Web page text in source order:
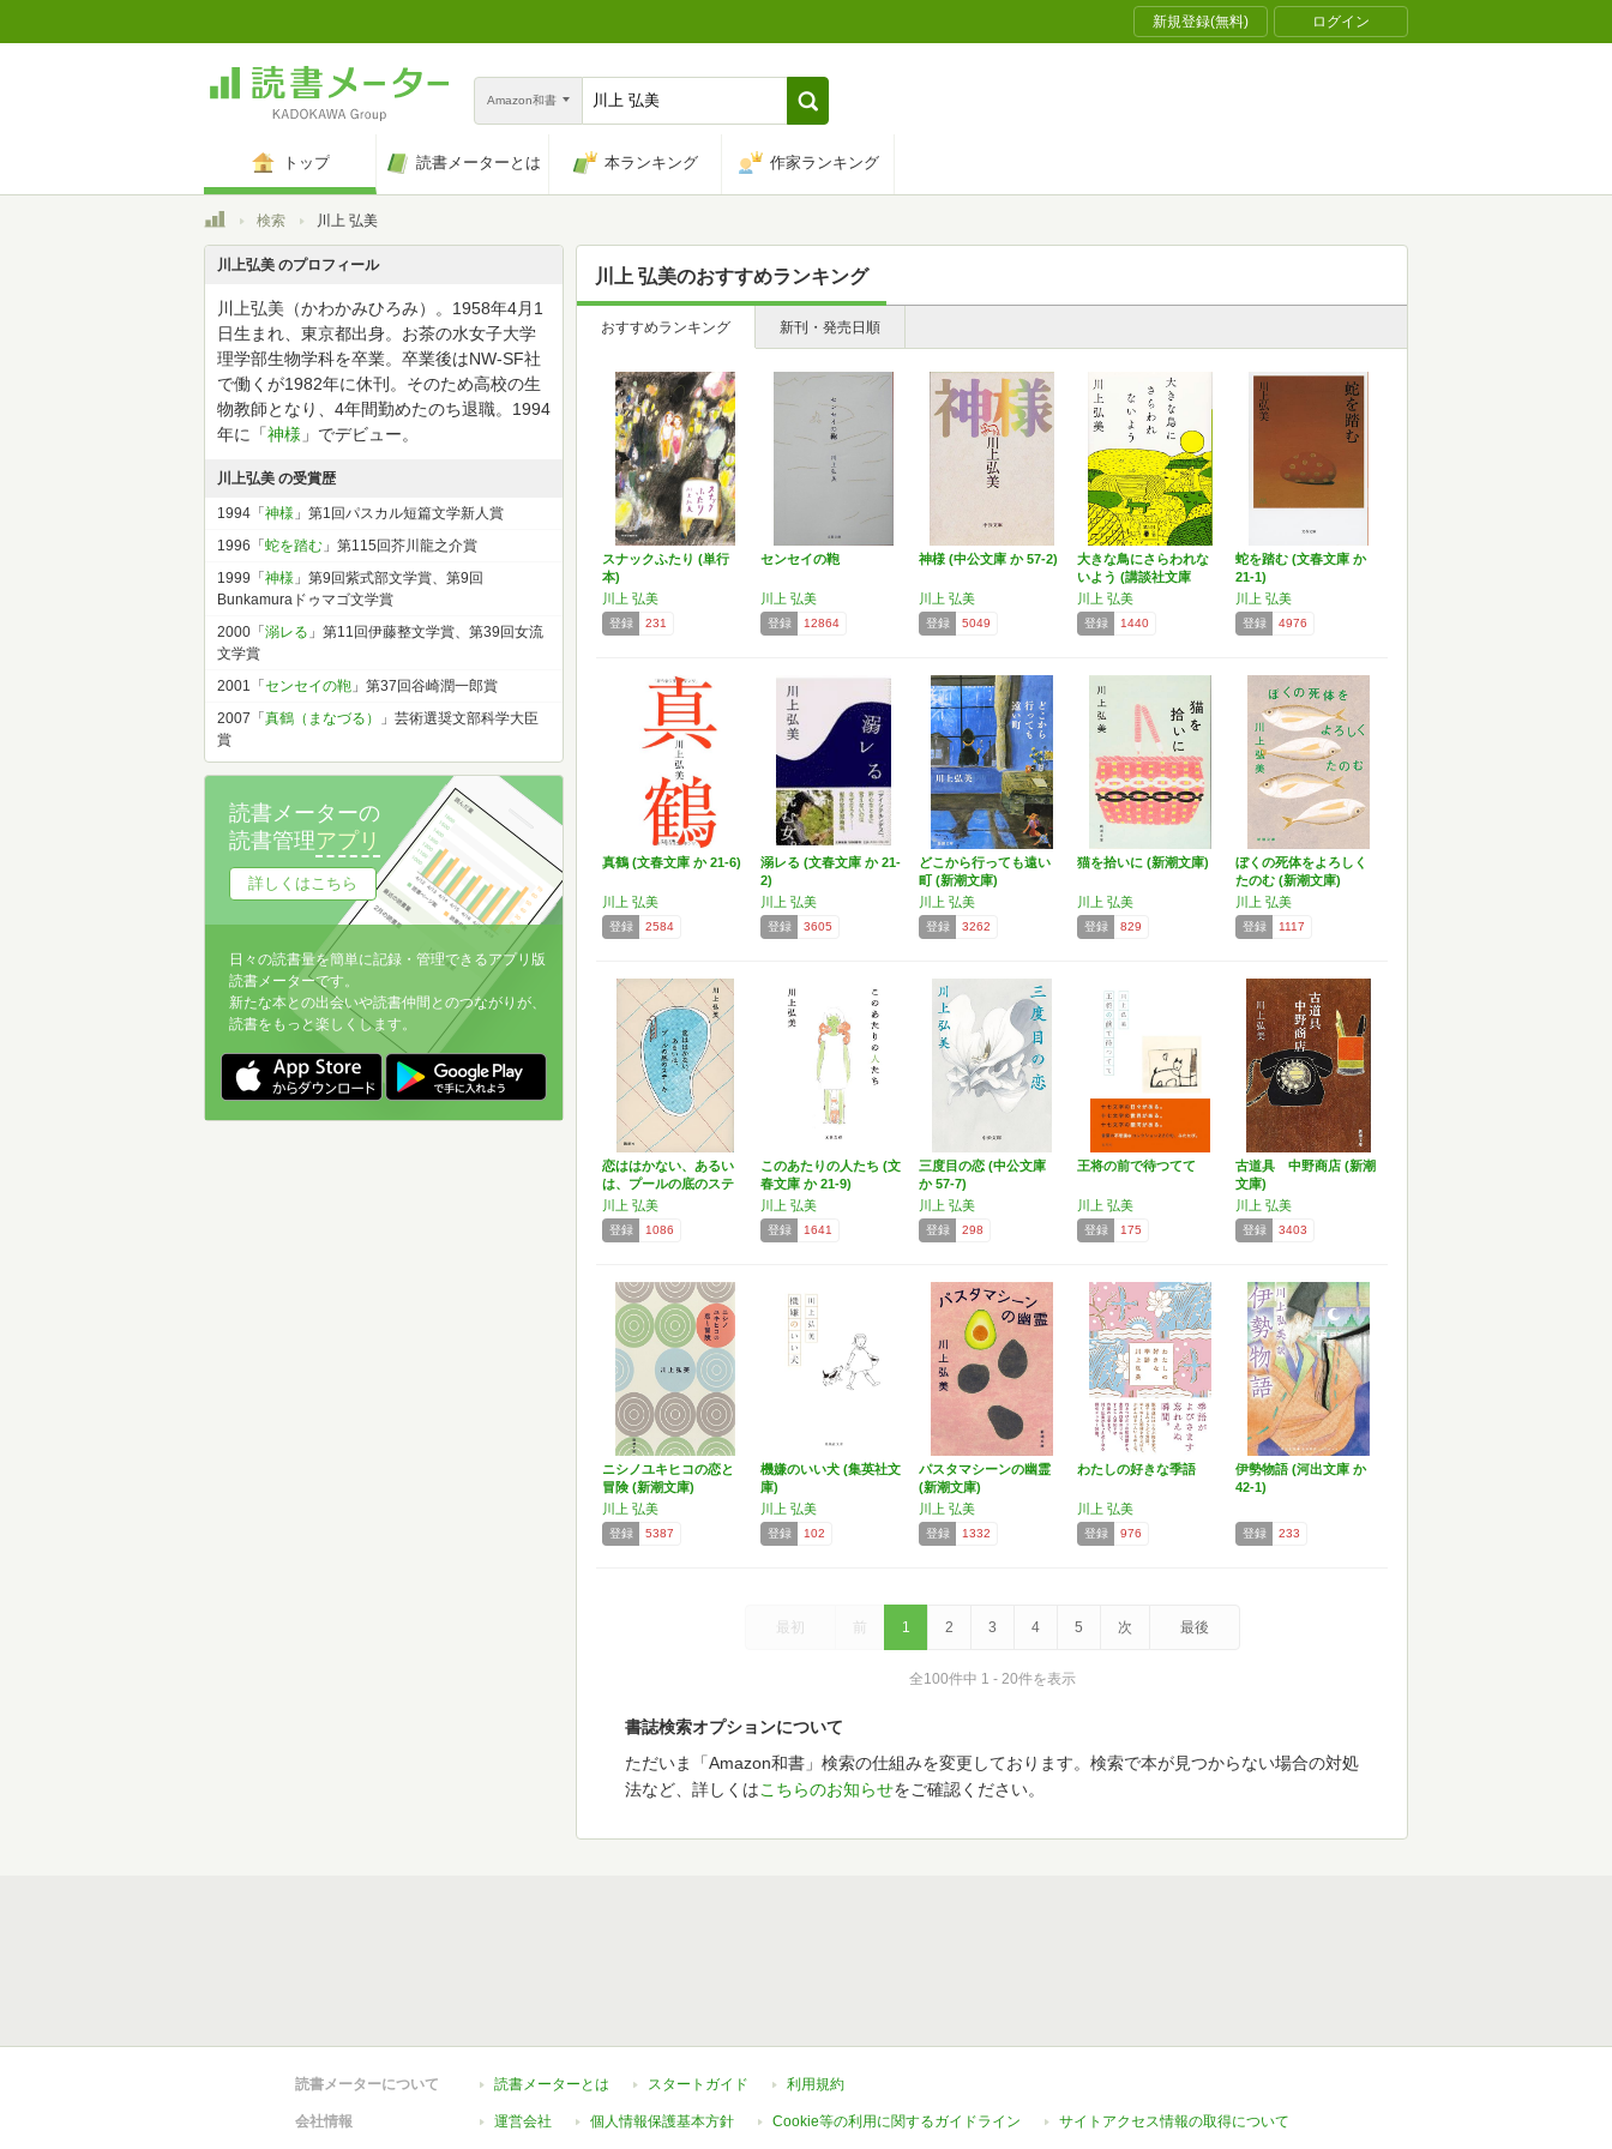
新規登録(無料) ログイン
Amazon和書
トップ 読書メーターとは 本ランキング 作家ランキング
トップ検索 川上 弘美
川上 弘美のおすすめランキング
おすすめランキング 新刊・発売日順
スナックふたり (単行
本)
川上 弘美
登録 231
センセイの鞄
川上 弘美
登録 12864
神様 (中公文庫 か 57-2)
川上 弘美
登録 5049
大きな鳥にさらわれな
いよう (講談社文庫
か…
川上 弘美
登録 1440
蛇を踏む (文春文庫 か
21-1)
川上 弘美
登録 4976
真鶴 (文春文庫 か 21-6)
川上 弘美
登録 2584
溺レる (文春文庫 か 21-
2)
川上 弘美
登録 3605
どこから行っても遠い
町 (新潮文庫)
川上 弘美
登録 3262
猫を拾いに (新潮文庫)
川上 弘美
登録 829
ぼくの死体をよろしく
たのむ (新潮文庫)
川上 弘美
登録 1117
恋ははかない、あるい
は、プールの底のステ
ーキ
川上 弘美
登録 1086
このあたりの人たち (文
春文庫 か 21-9)
川上 弘美
登録 1641
三度目の恋 (中公文庫
か 57-7)
川上 弘美
登録 298
王将の前で待つてて
川上 弘美
登録 175
古道具 中野商店 (新潮
文庫)
川上 弘美
登録 3403
ニシノユキヒコの恋と
冒険 (新潮文庫)
川上 弘美
登録 5387
機嫌のいい犬 (集英社文
庫)
川上 弘美
登録 102
パスタマシーンの幽霊
(新潮文庫)
川上 弘美
登録 1332
わたしの好きな季語
川上 弘美
登録 976
伊勢物語 (河出文庫 か
42-1)
登録 233
最初 前 1 2 3 4 5 次 最後
全100件中 1 - 20件を表示
書誌検索オプションについて
ただいま「Amazon和書」検索の仕組みを変更しております。検索で本が見つからない場合の対処
法など、詳しくはこちらのお知らせをご確認ください。
川上弘美 のプロフィール
川上弘美（かわかみひろみ）。1958年4月1
日生まれ、東京都出身。お茶の水女子大学
理学部生物学科を卒業。卒業後はNW-SF社
で働くが1982年に休刊。そのため高校の生
物教師となり、4年間勤めたのち退職。1994
年に「神様 」でデビュー。
川上弘美 の受賞歴
1994「 神様 」第1回パスカル短篇文学新人賞
1996「 蛇を踏む 」第115回芥川龍之介賞
1999「 神様 」第9回紫式部文学賞、第9回
Bunkamuraドゥマゴ文学賞
2000「 溺レる 」第11回伊藤整文学賞、第39回女流
文学賞
2001「 センセイの鞄 」第37回谷崎潤一郎賞
2007「 真鶴（まなづる）
」芸術選奨文部科学大臣
賞
読書メーターの
読書管理アプリ
詳しくはこちら
日々の読書量を簡単に記録・管理できるアプリ版
読書メーターです。
新たな本との出会いや読書仲間とのつながりが、
読書をもっと楽しくします。
読書メーターについて 読書メーターとは スタートガイド 利用規約
会社情報 運営会社 個人情報保護基本方針 Cookie等の利用に関するガイドライン サイトアクセス情報の取得について